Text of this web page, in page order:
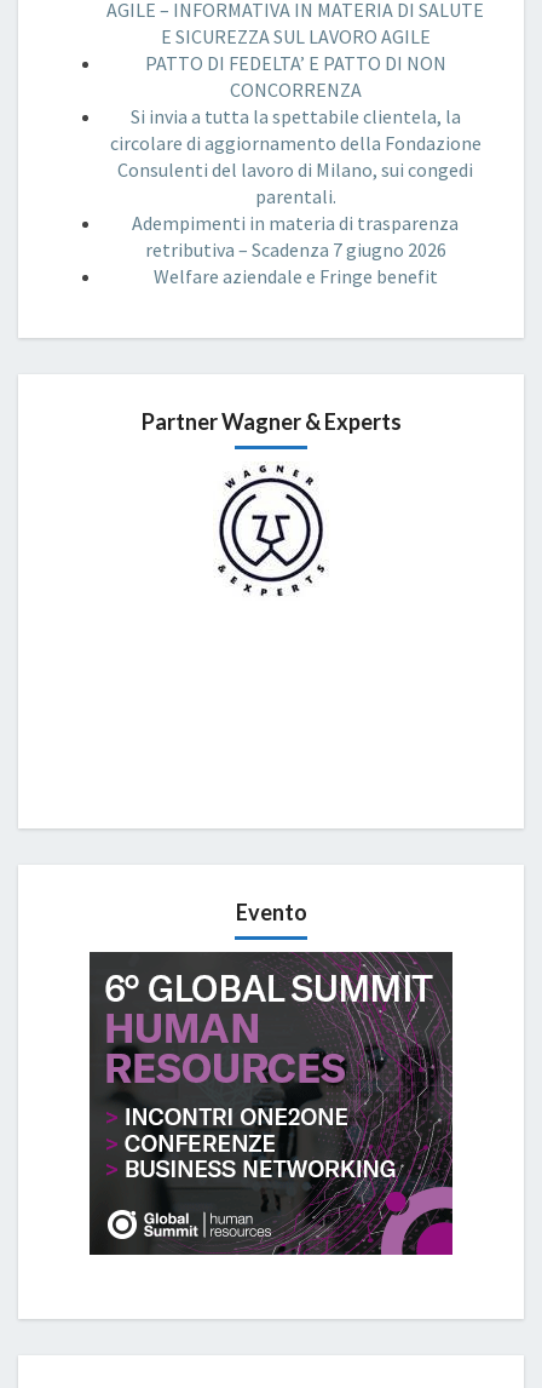
AGILE – INFORMATIVA IN MATERIA DI SALUTE
E SICUREZZA SUL LAVORO AGILE
PATTO DI FEDELTA’ E PATTO DI NON
CONCORRENZA
Si invia a tutta la spettabile clientela, la
circolare di aggiornamento della Fondazione
Consulenti del lavoro di Milano, sui congedi
parentali.
Adempimenti in materia di trasparenza
retributiva – Scadenza 7 giugno 2026
Welfare aziendale e Fringe benefit
Partner Wagner & Experts
Evento